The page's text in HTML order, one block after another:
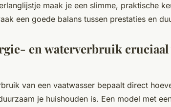
maak je een slimme, praktische
een goede balans tussen prestaties en
en waterverbruik
van een vaatwasser bepaalt direct
je huishouden is. Een model met